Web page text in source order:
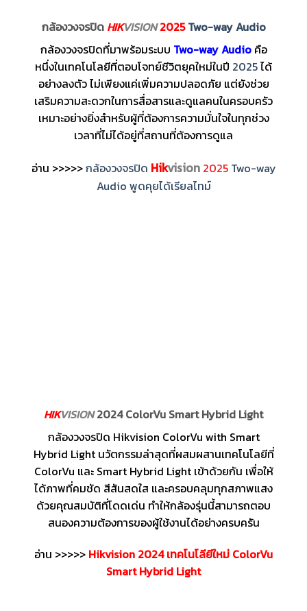
กล้องวงจรปิด HIKVISION 2025 Two-way Audio
กล้องวงจรปิดที่มาพร้อมระบบ Two-way Audioคือ
หนึ่งในเทคโนโลยีที่ตอบโจทย์ชีวิตยุคใหม่ในปี 2025ได้
อย่างลงตัว ไม่เพียงแค่เพิ่มความปลอดภัย แต่ยังช่วย
เสริมความสะดวกในการสื่อสารและดูแลคนในครอบครัว
เหมาะอย่างยิ่งสำหรับผู้ที่ต้องการความมั่นใจในทุกช่วง
เวลาที่ไม่ได้อยู่ที่สถานที่ต้องการดูแล
อ่าน >>>>>กล้องวงจรปิด Hikvision 2025Two-way
Audio พูดคุยได้เรียลไทม์
HIKVISION2024 ColorVu Smart Hybrid Light
กล้องวงจรปิด Hikvision ColorVu with Smart
Hybrid Light นวัตกรรมล่าสุดที่ผสมผสานเทคโนโลยีที่
ColorVu และ Smart Hybrid Light เข้าด้วยกัน เพื่อให้
ได้ภาพที่คมชัด สีสันสดใส และครอบคลุมทุกสภาพแสง
ด้วยคุณสมบัติที่โดดเด่น ทำให้กล้องรุ่นนี้สามารถตอบ
สนองความต้องการของผู้ใช้งานได้อย่างครบครัน
อ่าน >>>>> Hikvision 2024 เทคโนโลียีใหม่ ColorVu
Smart Hybrid Light